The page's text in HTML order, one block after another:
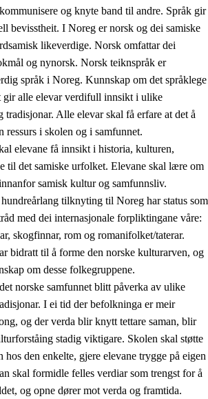
og knyte band til andre. Språk gir
bevisstheit. I Noreg er norsk og dei samiske
likeverdige. Norsk omfattar dei
og nynorsk. Norsk teiknspråk er
språk i Noreg. Kunnskap om det språklege
gir alle elevar verdifull innsikt i ulike
tradisjonar. Alle elevar skal få erfare at det å
ressurs i skolen og i samfunnet.
elevane få innsikt i historia, kulturen,
til det samiske urfolket. Elevane skal lære om
samisk kultur og samfunnsliv.
tilknyting til Noreg har status som
med dei internasjonale forpliktingane våre:
skogfinnar, rom og romanifolket/taterar.
bidratt til å forme den norske kulturarven, og
om desse folkegruppene.
norske samfunnet blitt påverka av ulike
I ei tid der befolkninga er meir
og der verda blir knytt tettare saman, blir
stadig viktigare. Skolen skal støtte
den enkelte, gjere elevane trygge på eigen
skal formidle felles verdiar som trengst for å
og opne dører mot verda og framtida.